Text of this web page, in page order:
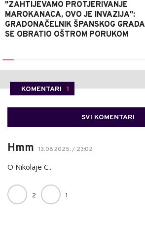
"ZAHTIJEVAMO PROTJERIVANJE
MAROKANACA, OVO JE INVAZIJA":
GRADONAČELNIK ŠPANSKOG GRADA
SE OBRATIO OŠTROM PORUKOM
KOMENTARI 1
SVI KOMENTARI
Hmm 13.08.2025. / 23:02
O Nikolaje C...
2 1